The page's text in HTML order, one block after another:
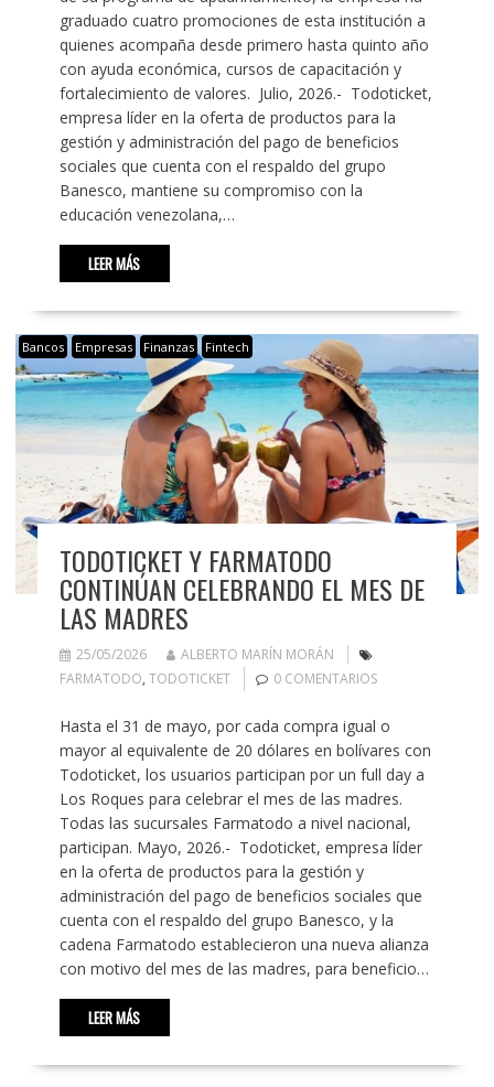
graduado cuatro promociones de esta institución a
quienes acompaña desde primero hasta quinto año
con ayuda económica, cursos de capacitación y
fortalecimiento de valores. Julio, 2026.- Todoticket,
empresa líder en la oferta de productos para la
gestión y administración del pago de beneficios
sociales que cuenta con el respaldo del grupo
Banesco, mantiene su compromiso con la
educación venezolana,…
LEER MÁS
Bancos Empresas Finanzas Fintech
TODOTICKET Y FARMATODO
CONTINÚAN CELEBRANDO EL MES DE
LAS MADRES
25/05/2026
ALBERTO MARÍN MORÁN
FARMATODO, TODOTICKET 0 COMENTARIOS
Hasta el 31 de mayo, por cada compra igual o
mayor al equivalente de 20 dólares en bolívares con
Todoticket, los usuarios participan por un full day a
Los Roques para celebrar el mes de las madres.
Todas las sucursales Farmatodo a nivel nacional,
participan. Mayo, 2026.- Todoticket, empresa líder
en la oferta de productos para la gestión y
administración del pago de beneficios sociales que
cuenta con el respaldo del grupo Banesco, y la
cadena Farmatodo establecieron una nueva alianza
con motivo del mes de las madres, para beneficio…
LEER MÁS